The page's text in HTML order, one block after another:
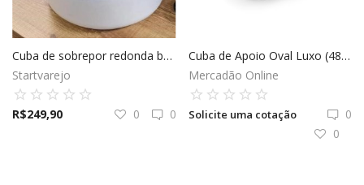
Favoritos
Entrar
Cuba de sobrepor redonda branca - Icasa
Startvarejo
R$249,90 0
0
Cuba de Apoio Oval Luxo (485x350x135) - Docol
Mercadão Online
Solicite uma cotação
0
0